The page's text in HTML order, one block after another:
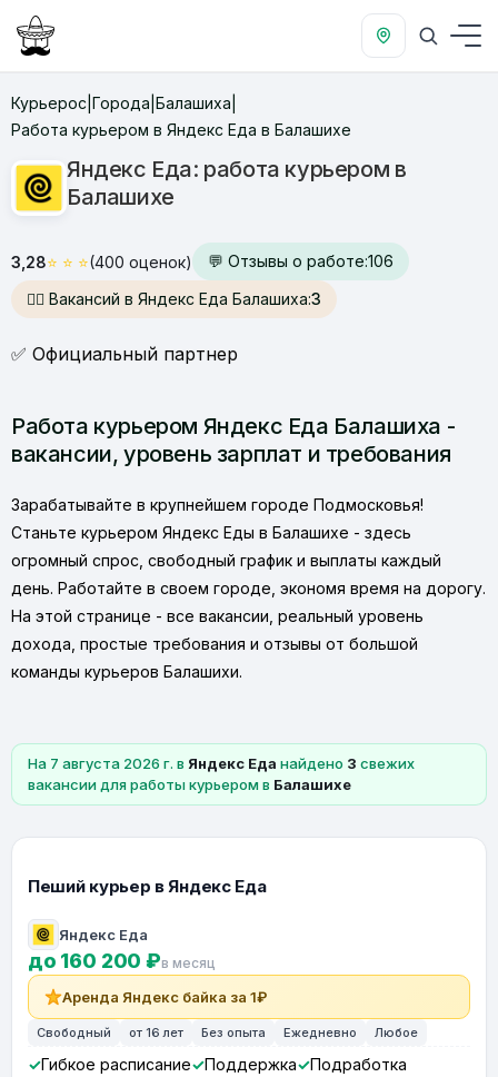
Курьерос Города Балашиха
Работа курьером в Яндекс Еда в Балашихе
Яндекс Еда: работа курьером в
Балашихе
3,28⭐ ⭐ ⭐(400 оценок) 💬 Отзывы о работе:106
🙋‍♂️ Вакансий в Яндекс Еда Балашиха:3
✅ Официальный партнер
Работа курьером Яндекс Еда Балашиха -
вакансии, уровень зарплат и требования
Зарабатывайте в крупнейшем городе Подмосковья!
Станьте курьером Яндекс Еды в Балашихе - здесь
огромный спрос, свободный график и выплаты каждый
день. Работайте в своем городе, экономя время на дорогу.
На этой странице - все вакансии, реальный уровень
дохода, простые требования и отзывы от большой
команды курьеров Балашихи.
На 7 августа 2026 г. в Яндекс Еда найдено 3 свежих
вакансии для работы курьером в Балашихе
Пеший курьер в Яндекс Еда
Яндекс Еда
до 160 200 ₽в месяц
Аренда Яндекс байка за 1₽
Свободный от 16 лет Без опыта Ежедневно Любое
Гибкое расписание Поддержка
Подработка